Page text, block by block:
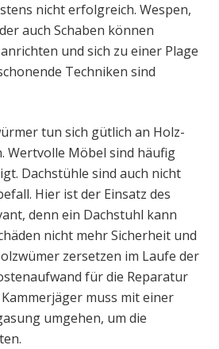
nicht erfolgreich. Wespen,
auch Schaben können
und sich zu einer Plage
Techniken sind
tun sich gütlich an Holz-
Wertvolle Möbel sind häufig
Dachstühle sind auch nicht
Hier ist der Einsatz des
denn ein Dachstuhl kann
nicht mehr Sicherheit und
zersetzen im Laufe der
für die Reparatur
muss mit einer
umgehen, um die